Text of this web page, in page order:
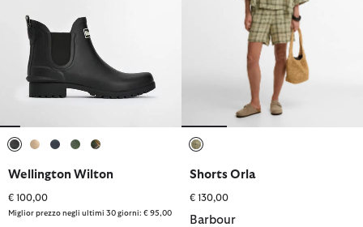
Wellington Wilton
€ 100,00
Miglior prezzo negli ultimi 30 giorni: € 95,00
Shorts Orla
€ 130,00
Barbour